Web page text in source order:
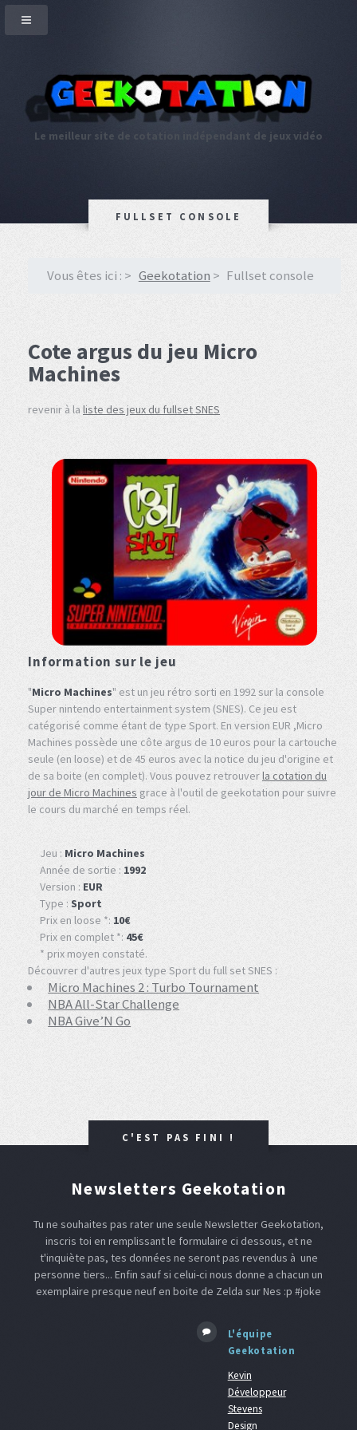
Le meilleur site de cotation indépendant de jeux vidéo
FULLSET CONSOLE
Vous êtes ici : Geekotation Fullset console
Cote argus du jeu Micro
Machines
revenir à la liste des jeux du fullset SNES
Information sur le jeu
"Micro Machines" est un jeu rétro sorti en 1992 sur la console
Super nintendo entertainment system (SNES). Ce jeu est
catégorisé comme étant de type Sport. En version EUR ,Micro
Machines possède une côte argus de 10 euros pour la cartouche
seule (en loose) et de 45 euros avec la notice du jeu d'origine et
de sa boite (en complet). Vous pouvez retrouverla cotation du
jour de Micro Machines grace à l'outil de geekotation pour suivre
le cours du marché en temps réel.
Jeu : Micro Machines
Année de sortie : 1992
Version : EUR
Type : Sport
Prix en loose *: 10€
Prix en complet *: 45€
* prix moyen constaté.
Découvrer d'autres jeux type Sport du full set SNES :
Micro Machines 2 : Turbo Tournament
NBA All-Star Challenge
NBA Give’N Go
C'EST PAS FINI !
Newsletters Geekotation
Tu ne souhaites pas rater une seule Newsletter Geekotation,
inscris toi en remplissant le formulaire ci dessous, et ne
t'inquiète pas, tes données ne seront pas revendus à une
personne tiers... Enfin sauf si celui-ci nous donne a chacun un
exemplaire presque neuf en boite de Zelda sur Nes :p #joke
L'équipe
Geekotation
Kevin
Développeur
Stevens
Design